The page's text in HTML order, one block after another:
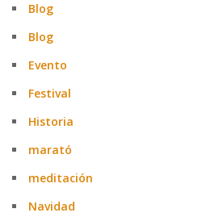
Blog
Blog
Evento
Festival
Historia
marató
meditación
Navidad